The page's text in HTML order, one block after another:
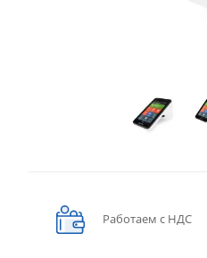
Работаем с НДС